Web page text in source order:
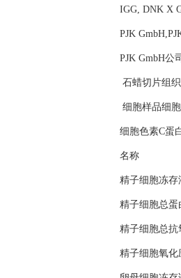
IGG, DNK X
PJK
PJK GmbH公
石蜡切片组
细胞样品细
细胞色素C蛋
名称
精子细胞冻存
精子细胞总蛋
精子细胞总抗
精子细胞氧化